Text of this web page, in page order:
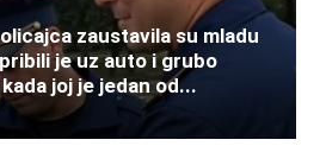
zaustavila su mladu
je uz auto i grubo
joj je jedan od...